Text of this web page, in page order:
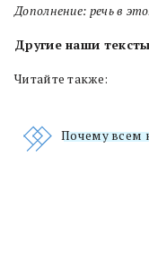
Дополнение: речь в
Другие наши
Читайте также:
Почему всем